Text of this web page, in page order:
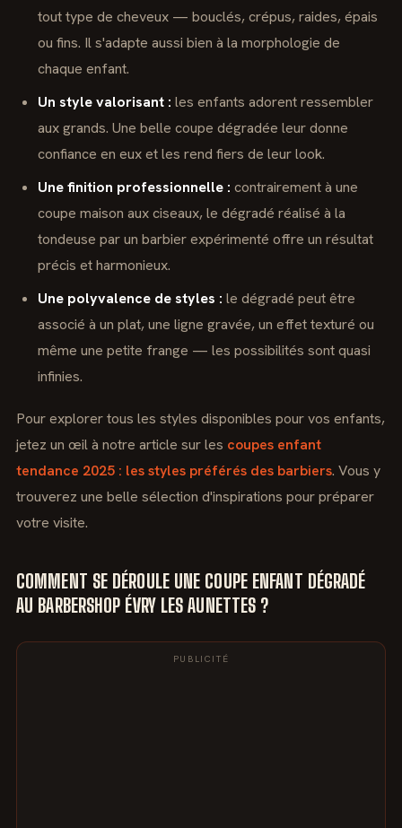
tout type de cheveux — bouclés, crépus, raides, épais
ou fins. Il s'adapte aussi bien à la morphologie de
chaque enfant.
Un style valorisant : les enfants adorent ressembler
aux grands. Une belle coupe dégradée leur donne
confiance en eux et les rend fiers de leur look.
Une finition professionnelle : contrairement à une
coupe maison aux ciseaux, le dégradé réalisé à la
tondeuse par un barbier expérimenté offre un résultat
précis et harmonieux.
Une polyvalence de styles : le dégradé peut être
associé à un plat, une ligne gravée, un effet texturé ou
même une petite frange — les possibilités sont quasi
infinies.
Pour explorer tous les styles disponibles pour vos enfants,
jetez un œil à notre article sur les coupes enfant
tendance 2025 : les styles préférés des barbiers. Vous y
trouverez une belle sélection d'inspirations pour préparer
votre visite.
COMMENT SE DÉROULE UNE COUPE ENFANT DÉGRADÉ
AU BARBERSHOP ÉVRY LES AUNETTES ?
PUBLICITÉ